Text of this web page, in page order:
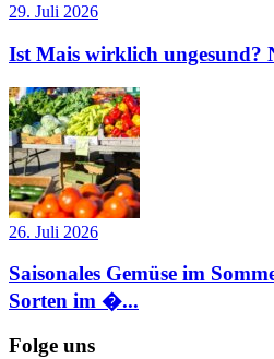
29. Juli 2026
Ist Mais wirklich ungesund?
26. Juli 2026
Saisonales Gemüse im
Sorten im �...
Folge uns